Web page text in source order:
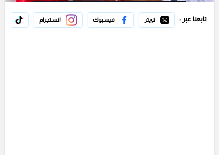
تابعنا عبر : تويتر فيسبوك انستجرام